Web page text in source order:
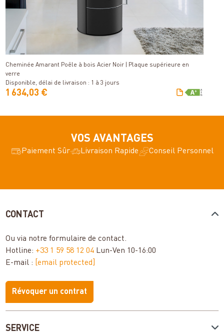
Cheminée Amarant Poêle à bois Acier Noir | Plaque supérieure en
verre
Disponible, délai de livraison : 1 à 3 jours
1 634,03 €
VOS AVANTAGES
Paiement Sûr Livraison Rapide Conseil Personnel
SERVICE
CONTACT
Ou via notreformulaire de contact.
Hotline: +33 1 59 58 12 04 Lun-Ven 10-16:00
E-mail : [email protected]
Révoquer un contrat